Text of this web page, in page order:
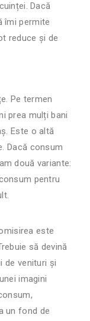
Dacă
îmi permite
reduce și de
Pe termen
prea mulți bani
Este o altă
Dacă consum
două variante:
pentru
este
să devină
de venituri și
imagini
un fond de